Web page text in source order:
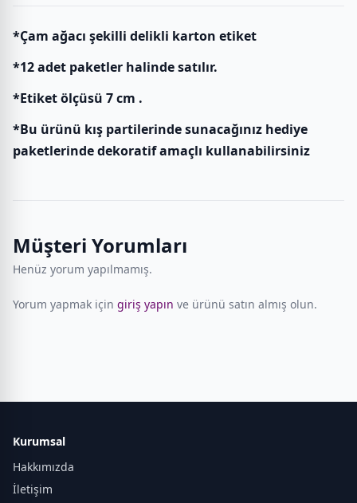
*Çam ağacı şekilli delikli karton etiket
*12 adet paketler halinde satılır.
*Etiket ölçüsü 7 cm .
*Bu ürünü kış partilerinde sunacağınız hediye
paketlerinde dekoratif amaçlı kullanabilirsiniz
Müşteri Yorumları
Henüz yorum yapılmamış.
Yorum yapmak için giriş yapın ve ürünü satın almış olun.
Kurumsal
Hakkımızda
İletişim